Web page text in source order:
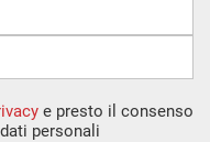
e presto il consenso
personali